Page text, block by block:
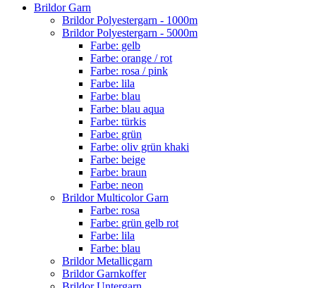
Brildor Garn
Brildor Polyestergarn - 1000m
Brildor Polyestergarn - 5000m
Farbe: gelb
Farbe: orange / rot
Farbe: rosa / pink
Farbe: lila
Farbe: blau
Farbe: blau aqua
Farbe: türkis
Farbe: grün
Farbe: oliv grün khaki
Farbe: beige
Farbe: braun
Farbe: neon
Brildor Multicolor Garn
Farbe: rosa
Farbe: grün gelb rot
Farbe: lila
Farbe: blau
Brildor Metallicgarn
Brildor Garnkoffer